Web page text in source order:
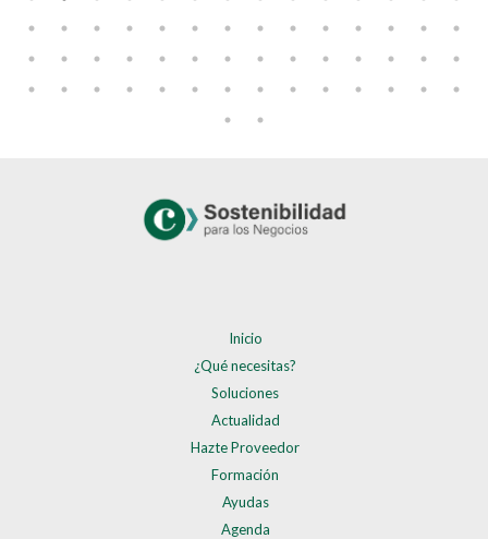
Inicio
¿Qué necesitas?
Soluciones
Actualidad
Hazte Proveedor
Formación
Ayudas
Agenda